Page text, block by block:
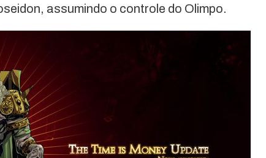
assumindo o controle do Olimpo.